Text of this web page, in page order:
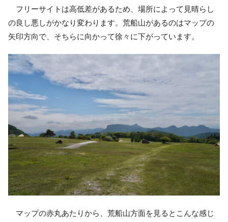
フリーサイトは高低差があるため、場所によって見晴らし
の良し悪しがかなり変わります。荒船山があるのはマップの
矢印方向で、そちらに向かって徐々に下がっています。
マップの赤丸あたりから、荒船山方面を見るとこんな感じ